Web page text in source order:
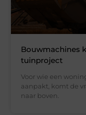
Bouwmachines
tuinproject
Voor wie een
aanpakt, komt de
naar boven.